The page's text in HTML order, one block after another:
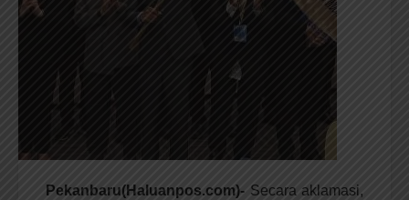
Pekanbaru(Haluanpos.com)- Secara aklamasi,